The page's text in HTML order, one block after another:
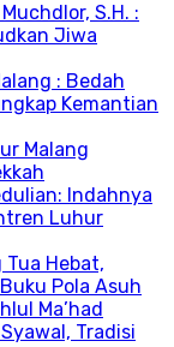
S.H. :
Jiwa
: Bedah
Kemantian
Malang
Indahnya
Luhur
Hebat,
Pola Asuh
Ma’had
Tradisi